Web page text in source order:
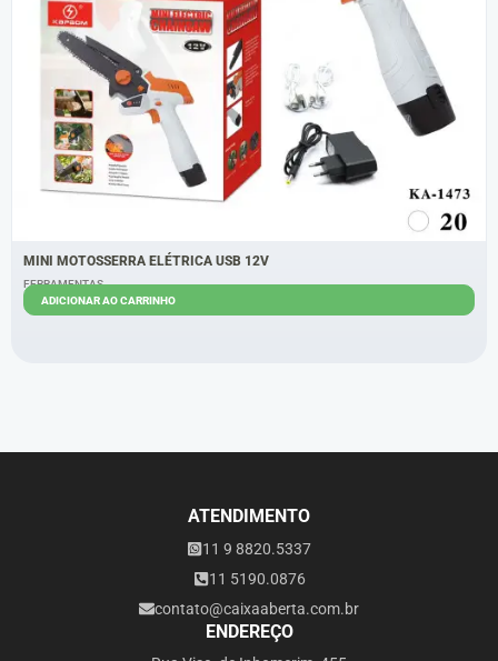
MINI MOTOSSERRA ELÉTRICA USB 12V
FERRAMENTAS
ADICIONAR AO CARRINHO
ATENDIMENTO
11 9 8820.5337
11 5190.0876
contato@caixaaberta.com.br
ENDEREÇO